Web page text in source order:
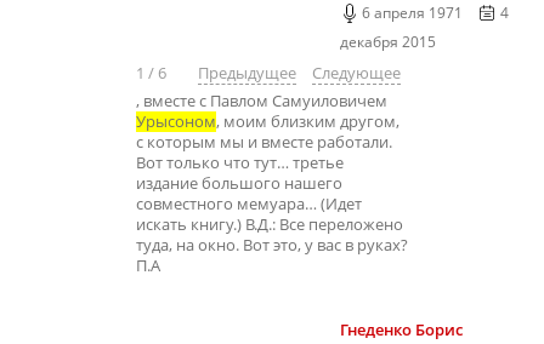
6 апреля 1971
4
декабря 2015
1 / 6 Предыдущее
Следующее
, вместе с Павлом Самуиловичем
Урысоном, моим близким другом,
с которым мы и вместе работали.
Вот только что тут… третье
издание большого нашего
совместного мемуара… (Идет
искать книгу.) В.Д.: Все переложено
туда, на окно. Вот это, у вас в руках?
П.А
Гнеденко Борис